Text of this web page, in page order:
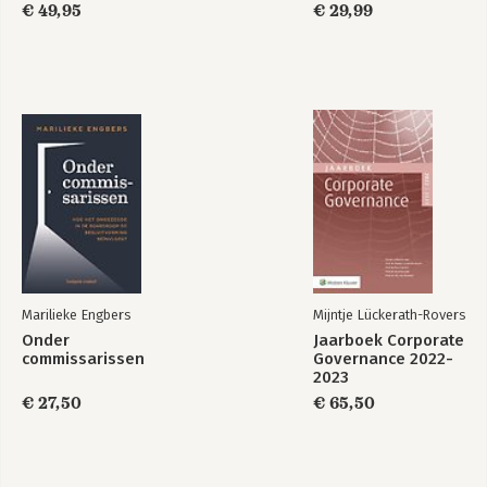
Governance 2025-
Governance 2024-
Bekijk alle boeken
€ 49,95
€ 29,99
Marilieke Engbers
Onder
commissarissen
€ 27,50
Mijntje Lückerath-Rovers
Jaarboek Corporate
Governance 2022-
2023
€ 65,50